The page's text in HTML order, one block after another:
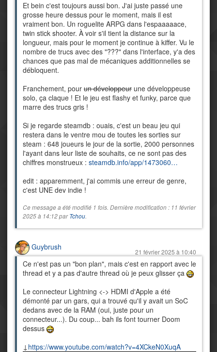
Et bein c'est toujours aussi bon. J'ai juste passé une
grosse heure dessus pour le moment, mais il est
vraiment bon. Un roguelite ARPG dans l'espaaaaace,
twin stick shooter. À voir s'il tient la distance sur la
longueur, mais pour le moment je continue à kiffer. Vu le
nombre de trucs avec des "???" dans l'interface, y'a des
chances que pas mal de mécaniques additionnelles se
débloquent.
Franchement, pour un développeur une développeuse
solo, ça claque ! Et le jeu est flashy et funky, parce que
marre des trucs gris !
Si je regarde steamdb : ouais, c'est un beau jeu qui
restera dans le ventre mou de toutes les sorties sur
steam : 648 joueurs le jour de la sortie, 2000 personnes
l'ayant dans leur liste de souhaits, ce ne sont pas des
chiffres monstrueux : steamdb.info/app/1473060…
edit : apparemment, j'ai commis une erreur de genre,
c'est UNE dev indie !
Ce message a été modifié 1 fois. Dernière modification : 11 février
2025 à 14:12 parTchou.
Guybrush
21 février 2025 à 10:40
Ce n'est pas un "bon plan", mais c'est en rapport avec le
thread et y a pas d'autre thread où je peux glisser ça
Le connecteur Lightning <-> HDMI d'Apple a été
démonté par un gars, qui a trouvé qu'il y avait un SoC
dedans avec de la RAM (oui, juste pour un
connecteur...). Du coup... bah ils font tourner Doom
dessus
↓https://www.youtube.com/watch?v=4XCkeN0XuqA